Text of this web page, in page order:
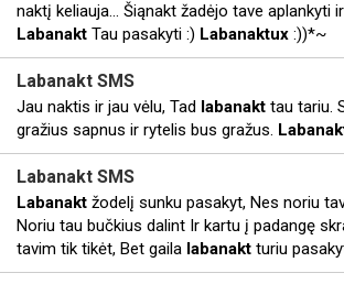
naktį keliauja... Šiąnakt žadėjo tave aplankyti
Labanakt Tau pasakyti :) Labanaktux :))*~
Labanakt SMS
Jau naktis ir jau vėlu, Tad labanakt tau tariu.
gražius sapnus ir rytelis bus gražus.
Labanakt SMS
Labanakt žodelį sunku pasakyt, Nes noriu
Noriu tau bučkius dalint Ir kartu į padangę
tavim tik tikėt, Bet gaila labanakt turiu